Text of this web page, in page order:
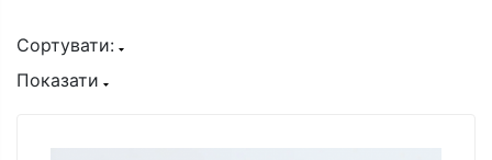
Сортувати:
Показати